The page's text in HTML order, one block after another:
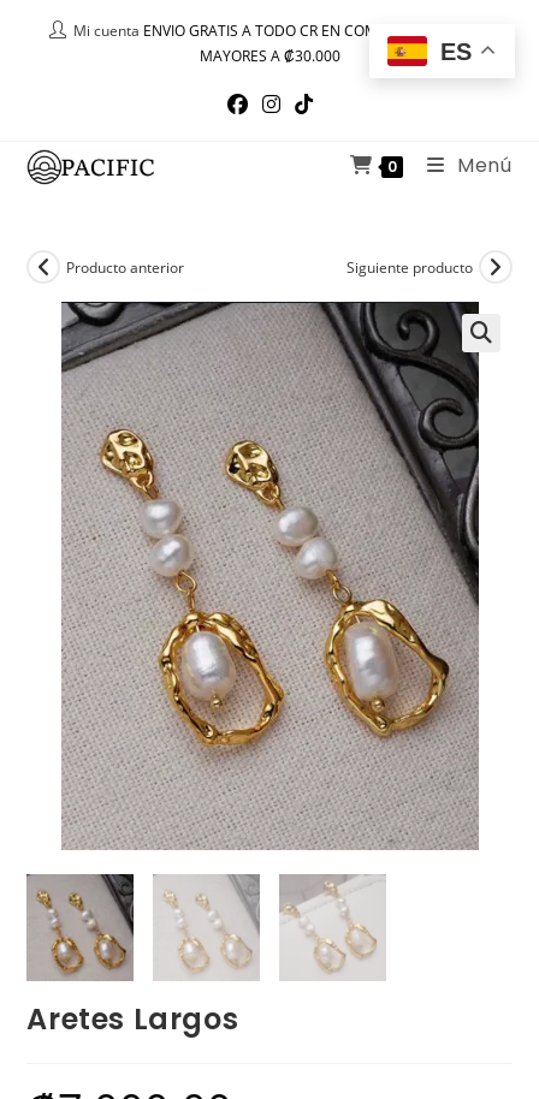
Mi cuenta ENVIO GRATIS A TODO CR EN COMPRAS IGUALES O
MAYORES A ₡30.000
0 Menú
Producto anterior Siguiente producto
🔍
Aretes Largos
ES